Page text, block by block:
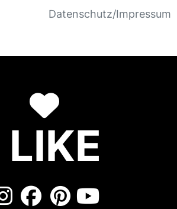
Datenschutz/Impressum
LIKE